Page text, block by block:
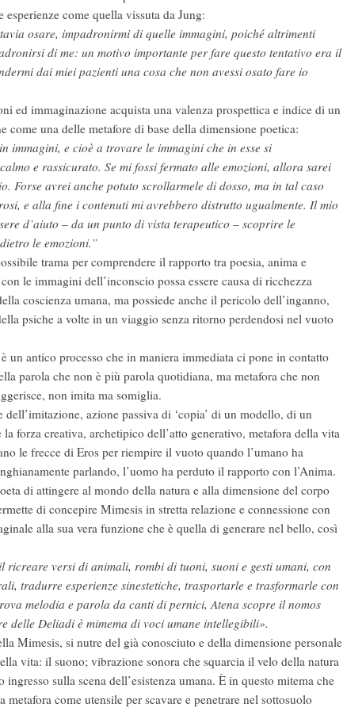
come quella vissuta da Jung:
osare, impadronirmi di quelle immagini, poiché altrimenti
di me: un motivo importante per fare questo tentativo era il
dai miei pazienti una cosa che non avessi osato fare io
ed immaginazione acquista una valenza prospettica e indice di un
come una delle metafore di base della dimensione poetica:
immagini, e cioè a trovare le immagini che in esse si
e rassicurato. Se mi fossi fermato alle emozioni, allora sarei
Forse avrei anche potuto scrollarmele di dosso, ma in tal caso
e alla fine i contenuti mi avrebbero distrutto ugualmente. Il mio
d’aiuto – da un punto di vista terapeutico – scoprire le
le emozioni.”
trama per comprendere il rapporto tra poesia, anima e
le immagini dell’inconscio possa essere causa di ricchezza
coscienza umana, ma possiede anche il pericolo dell’inganno,
psiche a volte in un viaggio senza ritorno perdendosi nel vuoto
un antico processo che in maniera immediata ci pone in contatto
parola che non è più parola quotidiana, ma metafora che non
non imita ma somiglia.
azione passiva di ‘copia’ di un modello, di un
forza creativa, archetipico dell’atto generativo, metafora della vita
le frecce di Eros per riempire il vuoto quando l’umano ha
parlando, l’uomo ha perduto il rapporto con l’Anima.
di attingere al mondo della natura e alla dimensione del corpo
di concepire Mimesis in stretta relazione e connessione con
alla sua vera funzione che è quella di generare nel bello, così
ricreare versi di animali, rombi di tuoni, suoni e gesti umani, con
tradurre esperienze sinestetiche, trasportarle e trasformarle con
melodia e parola da canti di pernici, Atena scopre il nomos
delle Deliadi è mimema di voci umane intellegibili».
Mimesis, si nutre del già conosciuto e della dimensione personale
vita: il suono; vibrazione sonora che squarcia il velo della natura
sulla scena dell’esistenza umana. È in questo mitema che
metafora come utensile per scavare e penetrare nel sottosuolo